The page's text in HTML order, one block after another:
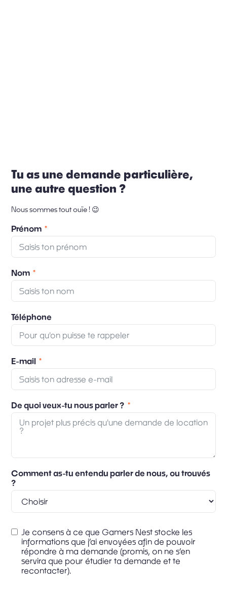
Tu as une demande particulière,
une autre question ?
Nous sommes tout ouïe ! 😉
Prénom
Nom
Téléphone
E-mail
De quoi veux-tu nous parler ?
Comment as-tu entendu parler de nous, ou trouvés
?
Je consens à ce que Gamers Nest stocke les
informations que j’ai envoyées afin de pouvoir
répondre à ma demande (promis, on ne s’en
servira que pour étudier ta demande et te
recontacter).